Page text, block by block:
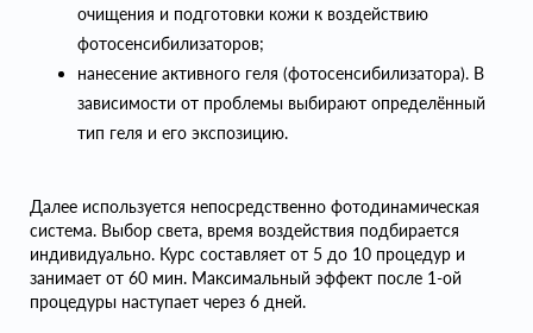
очищения и подготовки кожи к воздействию
фотосенсибилизаторов;
нанесение активного геля (фотосенсибилизатора). В
зависимости от проблемы выбирают определённый
тип геля и его экспозицию.
Далее используется непосредственно фотодинамическая
система. Выбор света, время воздействия подбирается
индивидуально. Курс составляет от 5 до 10 процедур и
занимает от 60 мин. Максимальный эффект после 1-ой
процедуры наступает через 6 дней.